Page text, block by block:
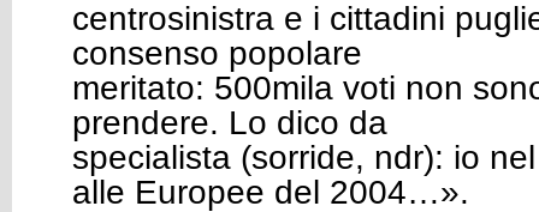
centrosinistra e i cittadini
consenso popolare
meritato: 500mila voti non
prendere. Lo dico da
specialista (sorride, ndr): io
alle Europee del 2004…».